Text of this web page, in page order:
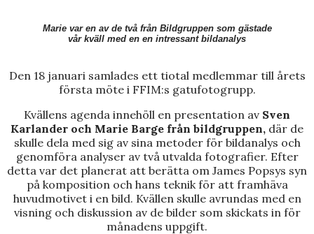
Marie var en av de två från Bildgruppen som gästade
vår kväll med en en intressant bildanalys
Den 18 januari samlades ett tiotal medlemmar till årets
första möte i FFIM:s gatufotogrupp.
Kvällens agenda innehöll en presentation av Sven
Karlander och Marie Barge från bildgruppen, där de
skulle dela med sig av sina metoder för bildanalys och
genomföra analyser av två utvalda fotografier. Efter
detta var det planerat att berätta om James Popsys syn
på komposition och hans teknik för att framhäva
huvudmotivet i en bild. Kvällen skulle avrundas med en
visning och diskussion av de bilder som skickats in för
månadens uppgift.